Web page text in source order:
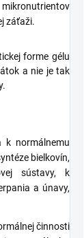
záťaži.
forme gélu
a nie je tak
k normálnemu
bielkovín,
sústavy, k
a únavy,
činnosti